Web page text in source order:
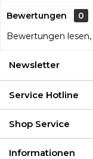
Bewertungen
0
Bewertungen lesen,
Newsletter
Service Hotline
Shop Service
Informationen